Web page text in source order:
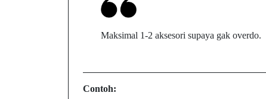
Maksimal 1-2 aksesori supaya gak overdo.
Contoh: